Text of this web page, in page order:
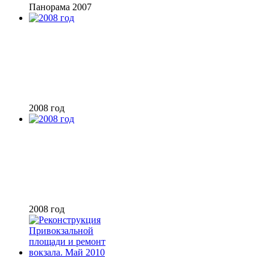
Панорама 2007
2008 год
2008 год